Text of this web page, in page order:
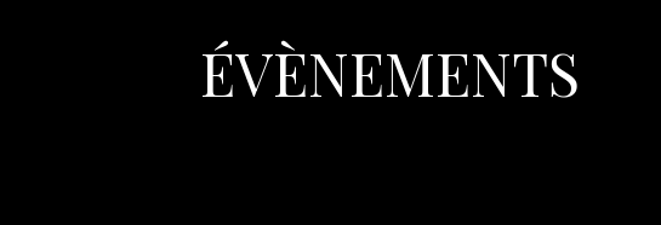
ÉVÈNEMENTS